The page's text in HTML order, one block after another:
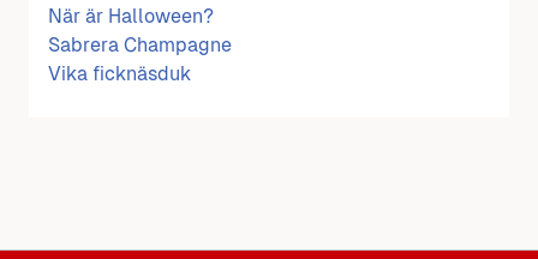
När är Halloween?
Sabrera Champagne
Vika ficknäsduk